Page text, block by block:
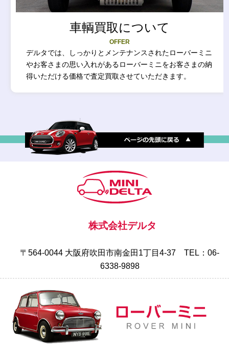
車輌買取について
OFFER
デルタでは、しっかりとメンテナンスされたローバーミニ
やお客さまの思い入れがあるローバーミニをお客さまの納
得いただける価格で査定買取させていただきます。
株式会社デルタ
〒564-0044 大阪府吹田市南金田1丁目4-37 TEL：06-
6338-9898